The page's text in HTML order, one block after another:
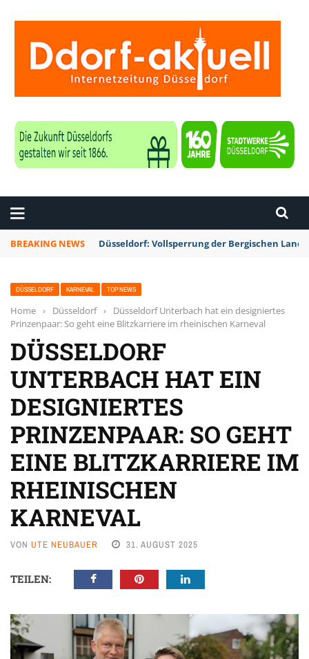
BREAKING NEWS Düsseldorf: Vollsperrung der Bergischen
DÜSSELDORF KARNEVAL TOP NEWS
Home › Düsseldorf ›
Düsseldorf Unterbach hat ein designiertes
Prinzenpaar: So geht eine Blitzkarriere im rheinischen Karneval
DÜSSELDORF
UNTERBACH HAT EIN
DESIGNIERTES
PRINZENPAAR: SO GEHT
EINE BLITZKARRIERE IM
RHEINISCHEN
KARNEVAL
VON UTE NEUBAUER 31. AUGUST 2025
TEILEN: